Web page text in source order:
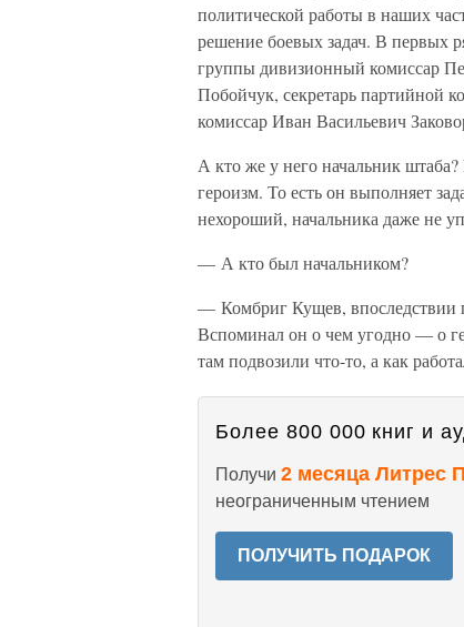
политической работы в наших
решение боевых задач. В первых
группы дивизионный комиссар
Побойчук, секретарь партийной
комиссар Иван Васильевич
А кто же у него начальник
героизм. То есть он выполняет
нехороший, начальника даже не
— А кто был начальником?
— Комбриг Кущев, впоследствии
Вспоминал он о чем угодно — о
там подвозили что-то, а как
Более 800 000 книг и
Получи 2 месяца Литрес
неограниченным чтением
ПОЛУЧИТЬ ПОДАРОК